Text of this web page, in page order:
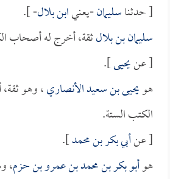
[ حدثناسليمان-يعنيابن بلال- ].
سليمان بن بلالثقة، أخرج له أصحاب
[ عنيحيى].
هويحيى بن سعيد الأنصاري، وهو
الكتب الستة.
[ عنأبي بكر بن محمد].
هوأبو بكر بن محمد بن عمرو بن حزم،